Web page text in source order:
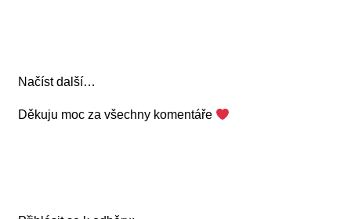
Načíst další…
Děkuju moc za všechny komentáře